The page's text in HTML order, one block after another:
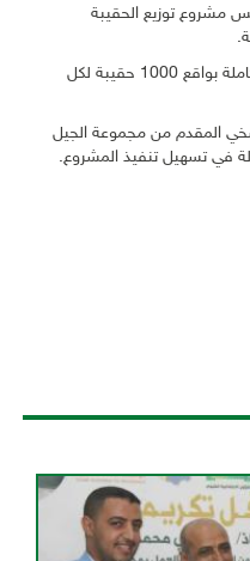
مشروع توزيع الحقيبة
وقال وزير التربية والتعليم الدكتور عبدالله سالم لملس : ندشن اليوم توزيع الحقيبة المدرسية بعدد 3000 حقيبة مدرسية متكاملة بواقع 1000 حقيبة لكل
المقدم من مجموعة الجيل
في تسهيل تنفيذ المشروع.